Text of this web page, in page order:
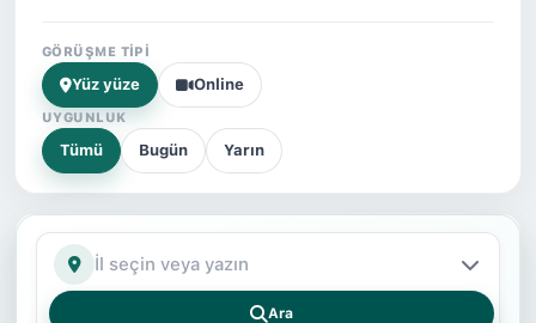
GÖRÜŞME TIPI
Yüz yüze Online
UYGUNLUK
Tümü Bugün Yarın
İl
Ara